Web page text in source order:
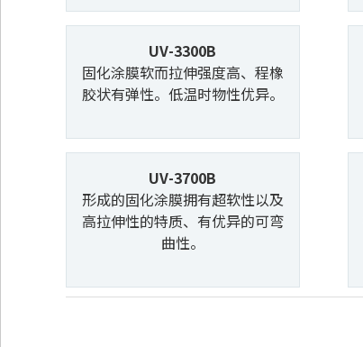
UV-3300B
固化涂膜软而拉伸强度高、程橡
胶状有弹性。低温时物性优异。
UV-3700B
形成的固化涂膜拥有超软性以及
高拉伸性的特质、有优异的可弯
曲性。